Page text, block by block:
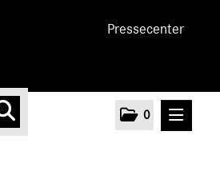
Pressecenter
0